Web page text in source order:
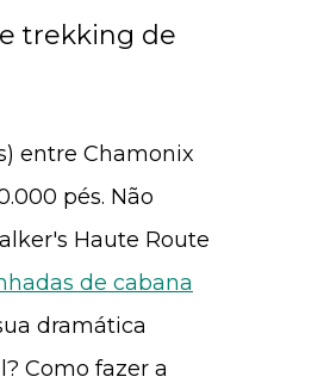
trekking de
entre Chamonix
pés. Não
Haute Route
de cabana
dramática
Como fazer a